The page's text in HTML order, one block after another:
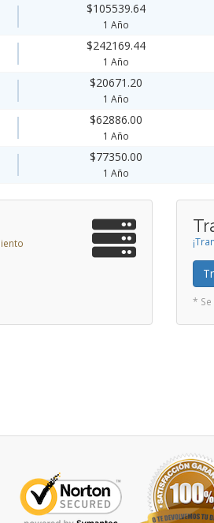
$105539.64
1 Año
$242169.44
1 Año
$20671.20
1 Año
$62886.00
1 Año
$77350.00
1 Año
*